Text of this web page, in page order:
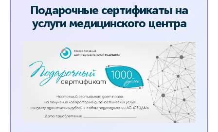
Подарочные сертификаты на
услуги медицинского центра